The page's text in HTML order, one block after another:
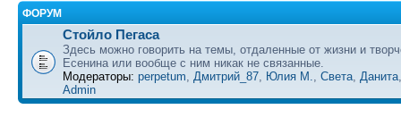
ФОРУМ
Стойло Пегаса
Здесь можно говорить на темы, отдаленные от жизни и
Есенина или вообще с ним никак не связанные.
Модераторы: perpetum Дмитрий_87 Юлия М. Света Данита
Admin